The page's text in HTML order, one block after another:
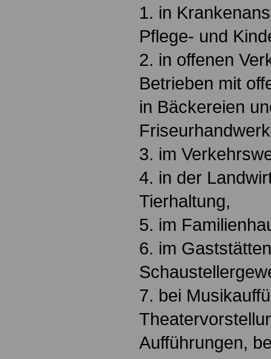
1. in
Pflege- und
2. in offenen
Betrieben mit
in Bäckereien
3. im
4. in der
Tierhaltung,
5. im
6. im
7. bei
Aufführungen,